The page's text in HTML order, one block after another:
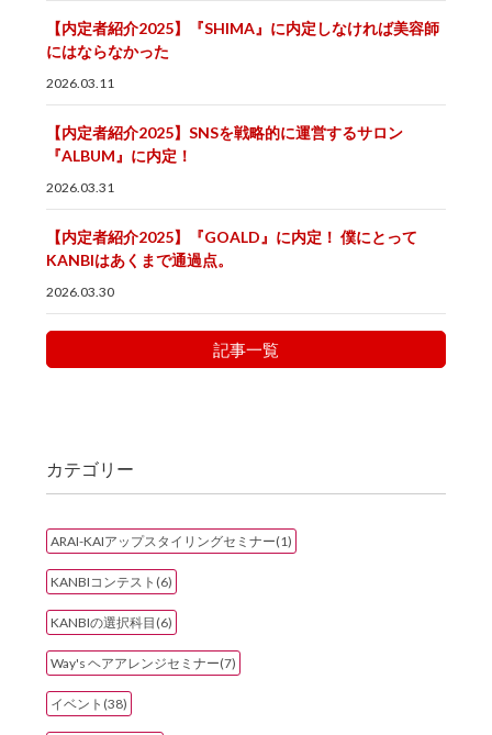
【内定者紹介2025】『SHIMA』に内定しなければ美容師
にはならなかった
2026.03.11
【内定者紹介2025】SNSを戦略的に運営するサロン
『ALBUM』に内定！
2026.03.31
【内定者紹介2025】『GOALD』に内定！ 僕にとって
KANBIはあくまで通過点。
2026.03.30
記事一覧
カテゴリー
ARAI-KAIアップスタイリングセミナー(1)
KANBIコンテスト(6)
KANBIの選択科目(6)
Way's ヘアアレンジセミナー(7)
イベント(38)